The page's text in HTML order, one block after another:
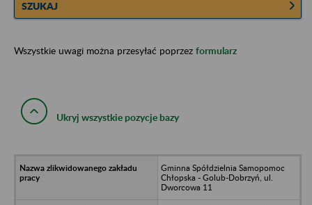
SZUKAJ
Wszystkie uwagi można przesyłać poprzez formularz
Ukryj wszystkie pozycje bazy
Gminna Spółdzielnia Samopomoc
Chłopska - Golub-Dobrzyń, ul.
Dworcowa 11